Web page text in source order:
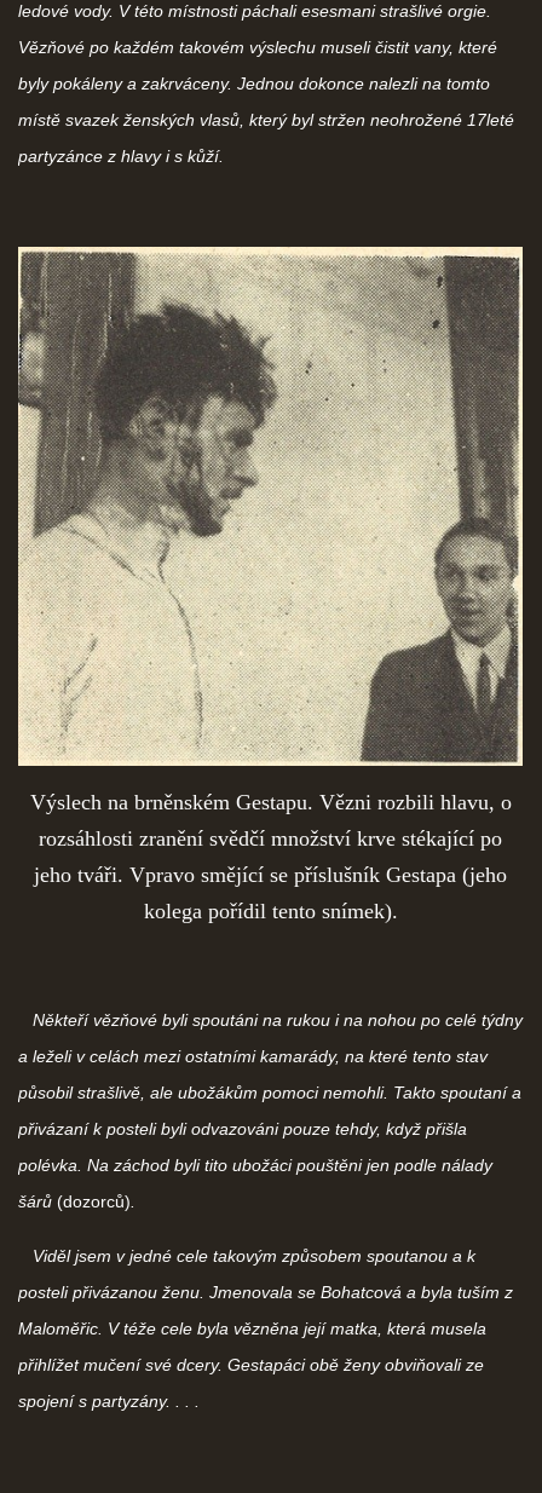
ledové vody. V této místnosti páchali esesmani strašlivé orgie.
Vězňové po každém takovém výslechu museli čistit vany, které
byly pokáleny a zakrváceny. Jednou dokonce nalezli na tomto
místě svazek ženských vlasů, který byl stržen neohrožené 17leté
partyzánce z hlavy i s kůží.
Výslech na brněnském Gestapu. Vězni rozbili hlavu, o
rozsáhlosti zranění svědčí množství krve stékající po
jeho tváři. Vpravo smějící se příslušník Gestapa (jeho
kolega pořídil tento snímek).
Někteří vězňové byli spoutáni na rukou i na nohou po celé týdny
a leželi v celách mezi ostatními kamarády, na které tento stav
působil strašlivě, ale ubožákům pomoci nemohli. Takto spoutaní a
přivázaní k posteli byli odvazováni pouze tehdy, když přišla
polévka. Na záchod byli tito ubožáci pouštěni jen podle nálady
šárů (dozorců).
Viděl jsem v jedné cele takovým způsobem spoutanou a k
posteli přivázanou ženu. Jmenovala se Bohatcová a byla tuším z
Maloměřic. V téže cele byla vězněna její matka, která musela
přihlížet mučení své dcery. Gestapáci obě ženy obviňovali ze
spojení s partyzány. . . .